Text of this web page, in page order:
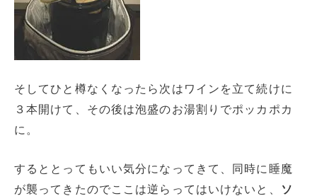
そしてひと樽なくなったら次はワインを立て続けに
３本開けて、その後は泡盛のお湯割りでポッカポカ
に。
するととってもいい気分になってきて、同時に睡魔
が襲ってきたのでここは逆らってはいけないと、
ソ